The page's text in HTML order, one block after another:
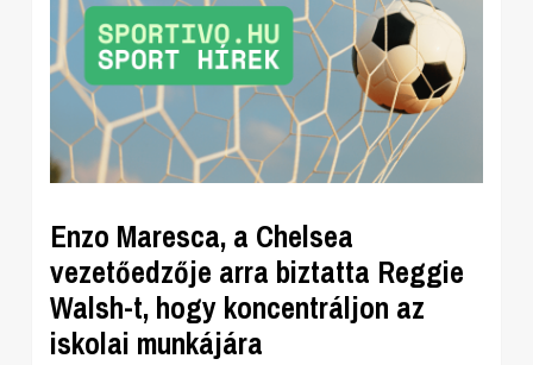
Enzo Maresca, a Chelsea
vezetőedzője arra biztatta Reggie
Walsh-t, hogy koncentráljon az
iskolai munkájára